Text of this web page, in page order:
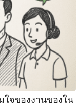
ใจของงานของใน